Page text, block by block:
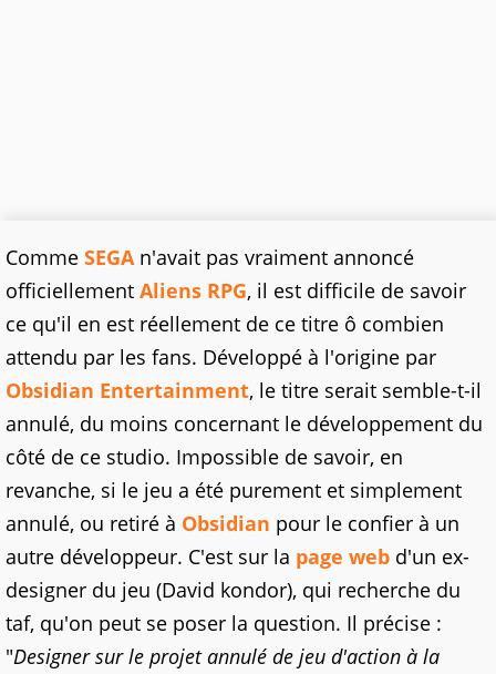
Comme SEGA n'avait pas vraiment annoncé
officiellement Aliens RPG, il est difficile de savoir
ce qu'il en est réellement de ce titre ô combien
attendu par les fans. Développé à l'origine par
Obsidian Entertainment, le titre serait semble-t-il
annulé, du moins concernant le développement du
côté de ce studio. Impossible de savoir, en
revanche, si le jeu a été purement et simplement
annulé, ou retiré à Obsidian pour le confier à un
autre développeur. C'est sur la page web d'un ex-
designer du jeu (David kondor), qui recherche du
taf, qu'on peut se poser la question. Il précise :
"Designer sur le projet annulé de jeu d'action à la